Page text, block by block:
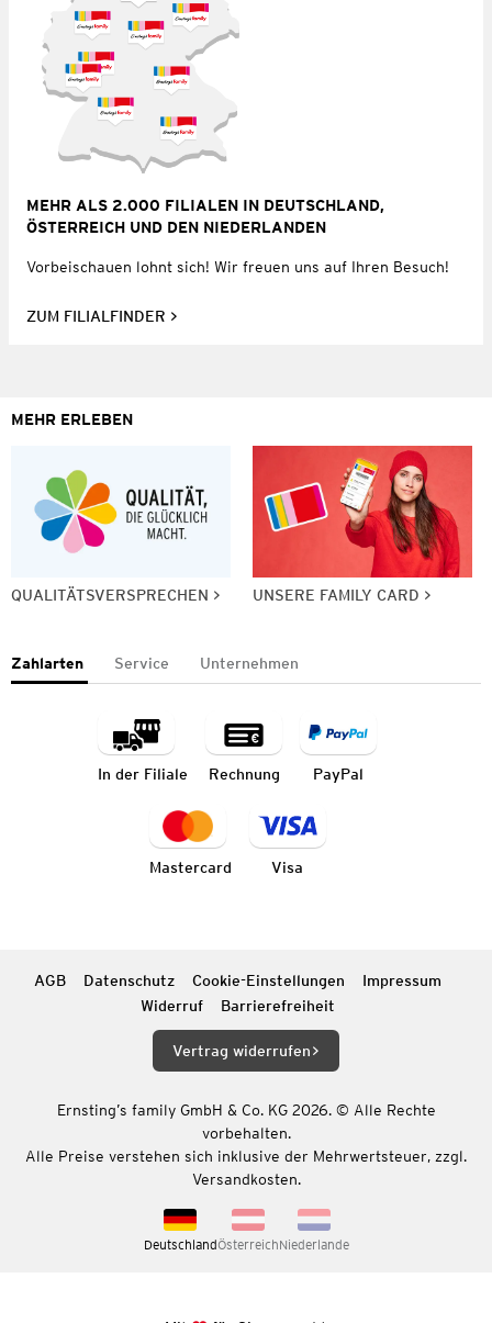
MEHR ALS 2.000 FILIALEN IN DEUTSCHLAND,
ÖSTERREICH UND DEN NIEDERLANDEN
Vorbeischauen lohnt sich! Wir freuen uns auf Ihren Besuch!
ZUM FILIALFINDER
MEHR ERLEBEN
QUALITÄTSVERSPRECHEN UNSERE FAMILY CARD
Zahlarten Service Unternehmen
In der Filiale Rechnung PayPal
Mastercard Visa
AGB Datenschutz Cookie-Einstellungen
Impressum
Widerruf
Barrierefreiheit
Vertrag widerrufen
Ernsting’s family GmbH & Co. KG 2026. © Alle Rechte
vorbehalten.
Alle Preise verstehen sich inklusive der Mehrwertsteuer, zzgl.
Versandkosten.
DeutschlandÖsterreichNiederlande